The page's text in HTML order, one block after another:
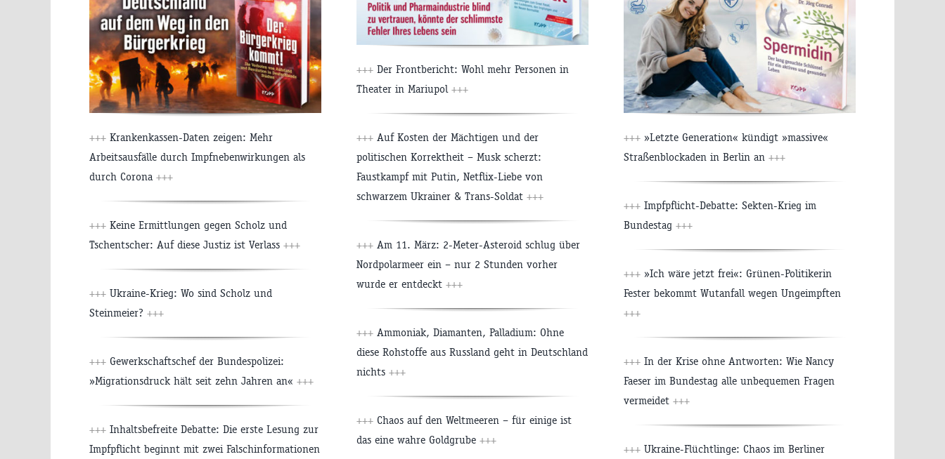
+++ Krankenkassen-Daten zeigen: Mehr
Arbeitsausfälle durch Impfnebenwirkungen als
durch Corona +++
+++ Keine Ermittlungen gegen Scholz und
Tschentscher: Auf diese Justiz ist Verlass +++
+++ Ukraine-Krieg: Wo sind Scholz und
Steinmeier? +++
+++ Gewerkschaftschef der Bundespolizei:
»Migrationsdruck hält seit zehn Jahren an« +++
+++ Inhaltsbefreite Debatte: Die erste Lesung zur
Impfpflicht beginnt mit zwei Falschinformationen
+++ Der Frontbericht: Wohl mehr Personen in
Theater in Mariupol +++
+++ Auf Kosten der Mächtigen und der
politischen Korrektheit – Musk scherzt:
Faustkampf mit Putin, Netflix-Liebe von
schwarzem Ukrainer & Trans-Soldat +++
+++ Am 11. März: 2-Meter-Asteroid schlug über
Nordpolarmeer ein – nur 2 Stunden vorher
wurde er entdeckt +++
+++ Ammoniak, Diamanten, Palladium: Ohne
diese Rohstoffe aus Russland geht in Deutschland
nichts +++
+++ Chaos auf den Weltmeeren – für einige ist
das eine wahre Goldgrube +++
+++ »Letzte Generation« kündigt »massive«
Straßenblockaden in Berlin an +++
+++ Impfpflicht-Debatte: Sekten-Krieg im
Bundestag +++
+++ »Ich wäre jetzt frei«: Grünen-Politikerin
Fester bekommt Wutanfall wegen Ungeimpften
+++
+++ In der Krise ohne Antworten: Wie Nancy
Faeser im Bundestag alle unbequemen Fragen
vermeidet +++
+++ Ukraine-Flüchtlinge: Chaos im Berliner